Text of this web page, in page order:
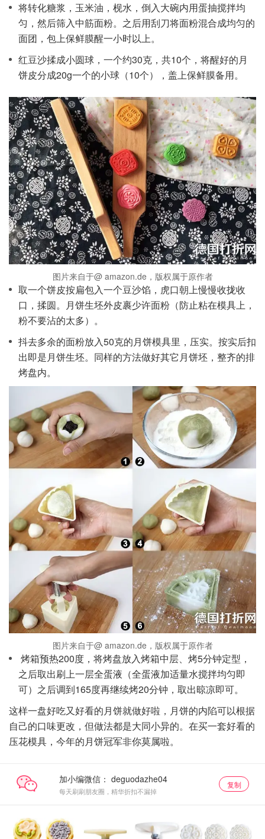
将转化糖浆，玉米油，枧水，倒入大碗内用蛋抽搅拌均
匀，然后筛入中筋面粉。之后用刮刀将面粉混合成均匀的
面团，包上保鲜膜醒一小时以上。
红豆沙揉成小圆球，一个约30克，共10个，将醒好的月
饼皮分成20g一个的小球（10个），盖上保鲜膜备用。
图片来自于@ amazon.de，版权属于原作者
取一个饼皮按扁包入一个豆沙馅，虎口朝上慢慢收拢收
口，揉圆。月饼生坯外皮裹少许面粉（防止粘在模具上，
粉不要沾的太多）。
抖去多余的面粉放入50克的月饼模具里，压实。按实后扣
出即是月饼生坯。同样的方法做好其它月饼坯，整齐的排
烤盘内。
图片来自于@ amazon.de，版权属于原作者
烤箱预热200度，将烤盘放入烤箱中层、烤5分钟定型，
之后取出刷上一层全蛋液（全蛋液加适量水搅拌均匀即
可）之后调到165度再继续烤20分钟，取出晾凉即可。
这样一盘好吃又好看的月饼就做好啦，月饼的内陷可以根据
自己的口味更改，但做法都是大同小异的。在买一套好看的
压花模具，今年的月饼冠军非你莫属啦。
加小编微信：
每天刷刷朋友圈，精华折扣不漏掉
复制